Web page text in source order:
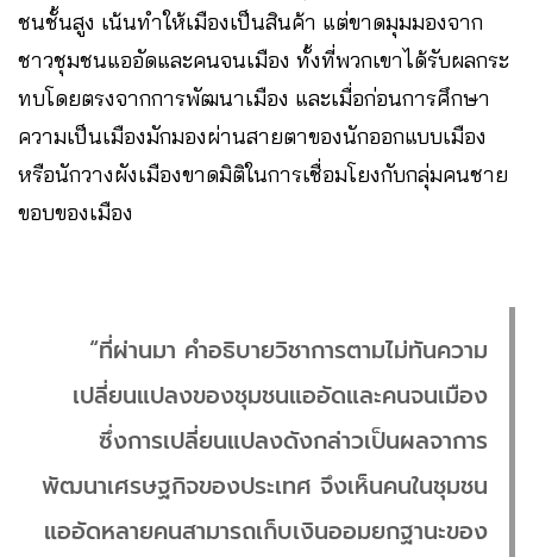
ชนชั้นสูง เน้นทำให้เมืองเป็นสินค้า แต่ขาดมุมมองจาก
ชาวชุมชนแออัดและคนจนเมือง ทั้งที่พวกเขาได้รับผลกระ
ทบโดยตรงจากการพัฒนาเมือง และเมื่อก่อนการศึกษา
ความเป็นเมืองมักมองผ่านสายตาของนักออกแบบเมือง
หรือนักวางผังเมืองขาดมิติในการเชื่อมโยงกับกลุ่มคนชาย
ขอบของเมือง
“ที่ผ่านมา คำอธิบายวิชาการตามไม่ทันความ
เปลี่ยนแปลงของชุมชนแออัดและคนจนเมือง
ซึ่งการเปลี่ยนแปลงดังกล่าวเป็นผลจาการ
พัฒนาเศรษฐกิจของประเทศ จึงเห็นคนในชุมชน
แออัดหลายคนสามารถเก็บเงินออมยกฐานะของ